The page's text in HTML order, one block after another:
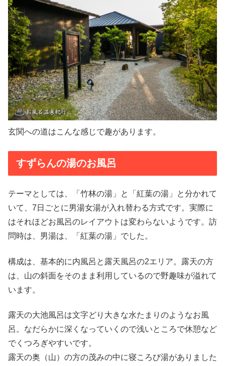
玄関への道はこんな感じで趣があります。
すずらんの湯のお風呂
テーマとしては、「竹林の湯」と「紅葉の湯」と分かれて
いて、7日ごとに男湯女湯が入れ替わる方式です。実際に
はそれほどお風呂のレイアウトは変わらないようです。訪
問時は、男湯は、「紅葉の湯」でした。
構成は、基本的に内風呂と露天風呂の2エリア。露天の方
は、山の斜面をそのまま利用しているので野趣味が溢れて
います。
露天の大池風呂は文字どり大きな水たまりのようなお風
呂。なだらかに深くなっていくので浅いところで休憩など
でくつろぎやすいです。
露天の奥（山）の方の茂みの中に寝ころび湯がありました